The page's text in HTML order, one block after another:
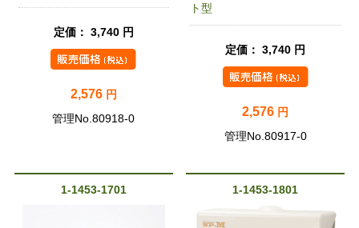
定価： 3,740 円
2,576 円
管理No.80918-0
ト型
定価： 3,740 円
2,576 円
管理No.80917-0
1-1453-1701 1-1453-1801